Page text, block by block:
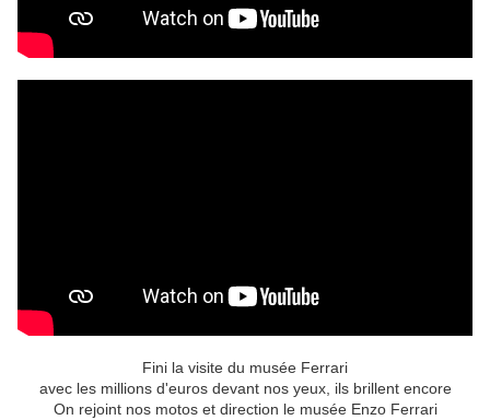
Fini la visite du musée Ferrari
avec les millions d'euros devant nos yeux, ils brillent encore
On rejoint nos motos et direction le musée Enzo Ferrari